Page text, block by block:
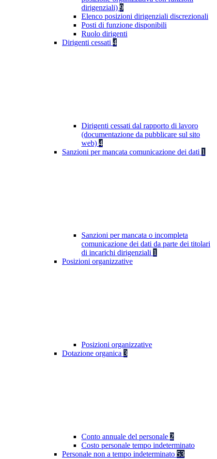
dirigenziali) 9
Elenco posizioni dirigenziali discrezionali
Posti di funzione disponibili
Ruolo dirigenti
Dirigenti cessati 4
Dirigenti cessati dal rapporto di lavoro
(documentazione da pubblicare sul sito
web) 4
Sanzioni per mancata comunicazione dei dati 1
Sanzioni per mancata o incompleta
comunicazione dei dati da parte dei titolari
di incarichi dirigenziali 1
Posizioni organizzative
Posizioni organizzative
Dotazione organica 3
Conto annuale del personale 2
Costo personale tempo indeterminato
Personale non a tempo indeterminato 53